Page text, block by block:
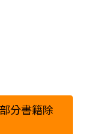
分書籍除